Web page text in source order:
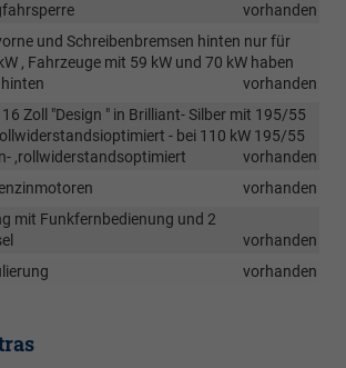
vorhanden
und Schreibenbremsen hinten nur für
, Fahrzeuge mit 59 kW und 70 kW haben
vorhanden
Zoll "Design " in Brilliant- Silber mit 195/55
- bei 110 kW 195/55
,rollwiderstandsoptimiert
vorhanden
vorhanden
mit Funkfernbedienung und 2
vorhanden
vorhanden